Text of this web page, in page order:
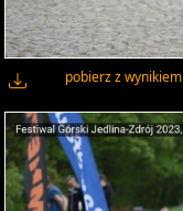
pobierz z